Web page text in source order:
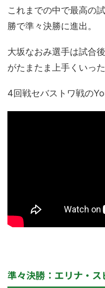
これまでの中で最高の
勝で準々決勝に進出。
大坂なおみ選手は試合
がたまたま上手くいっ
4回戦セバストワ戦の
準々決勝：エリナ・ス